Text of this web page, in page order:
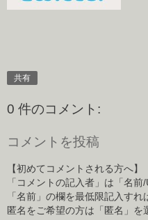
共有
0 件のコメント:
コメントを投稿
【初めてコメントされる方へ】
「コメントの記入者」は「名前/
「名前」の欄を最低限記入すれ
匿名をご希望の方は「匿名」を